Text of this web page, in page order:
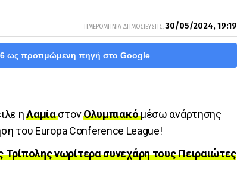
ΗΜΕΡΟΜΗΝΙΑ ΔΗΜΟΣΙΕΥΣΗΣ:30/05/2024, 19:19
ως προτιμώμενη πηγή στο Google
ηΛαμίαστονΟλυμπιακόμέσω ανάρτησης
του Europa Conference League!
Τρίπολης νωρίτερα συνεχάρη τους Πειραιώτες